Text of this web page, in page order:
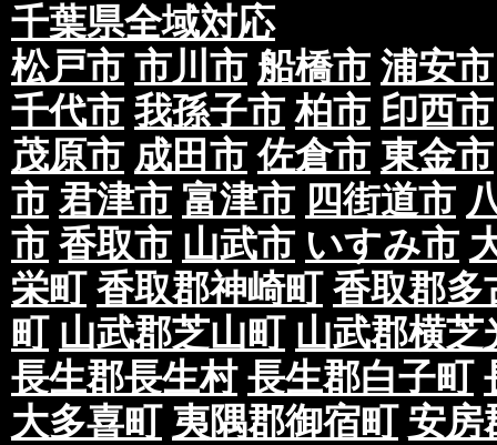
千葉県全域対応
松戸市 市川市 船橋市 浦安市
千代市 我孫子市 柏市 印西市
茂原市 成田市 佐倉市 東金市
市 君津市 富津市 四街道市
市 香取市 山武市 いすみ市
栄町 香取郡神崎町 香取郡多
町 山武郡芝山町 山武郡横芝
長生郡長生村 長生郡白子町
大多喜町 夷隅郡御宿町 安房